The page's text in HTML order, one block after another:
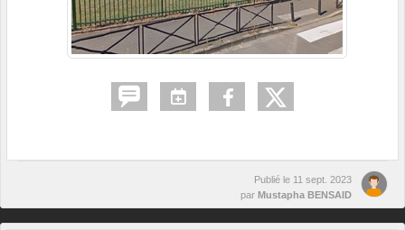
Publié le 11 sept. 2023
par Mustapha BENSAID